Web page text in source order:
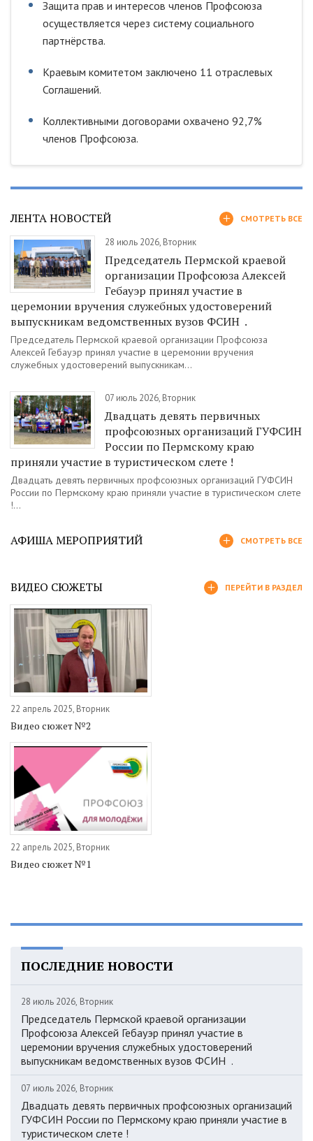
Защита прав и интересов членов Профсоюза
осуществляется через систему социального
партнёрства.
Краевым комитетом заключено 11 отраслевых
Соглашений.
Коллективными договорами охвачено 92,7%
членов Профсоюза.
ЛЕНТА НОВОСТЕЙ СМОТРЕТЬ ВСЕ
28 июль 2026, Вторник
Председатель Пермской краевой
организации Профсоюза Алексей
Гебауэр принял участие в
церемонии вручения служебных удостоверений
выпускникам ведомственных вузов ФСИН .
Председатель Пермской краевой организации Профсоюза
Алексей Гебауэр принял участие в церемонии вручения
служебных удостоверений выпускникам...
07 июль 2026, Вторник
Двадцать девять первичных
профсоюзных организаций ГУФСИН
России по Пермскому краю
приняли участие в туристическом слете !
Двадцать девять первичных профсоюзных организаций ГУФСИН
России по Пермскому краю приняли участие в туристическом слете
!...
АФИША МЕРОПРИЯТИЙ СМОТРЕТЬ ВСЕ
ВИДЕО СЮЖЕТЫ ПЕРЕЙТИ В РАЗДЕЛ
22 апрель 2025, Вторник
Видео сюжет №2
22 апрель 2025, Вторник
Видео сюжет №1
ПОСЛЕДНИЕ НОВОСТИ
28 июль 2026, Вторник
Председатель Пермской краевой организации
Профсоюза Алексей Гебауэр принял участие в
церемонии вручения служебных удостоверений
выпускникам ведомственных вузов ФСИН .
07 июль 2026, Вторник
Двадцать девять первичных профсоюзных организаций
ГУФСИН России по Пермскому краю приняли участие в
туристическом слете !